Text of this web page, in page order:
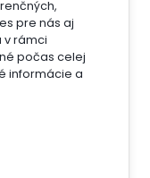
pre nás aj
v rámci
počas celej
informácie a